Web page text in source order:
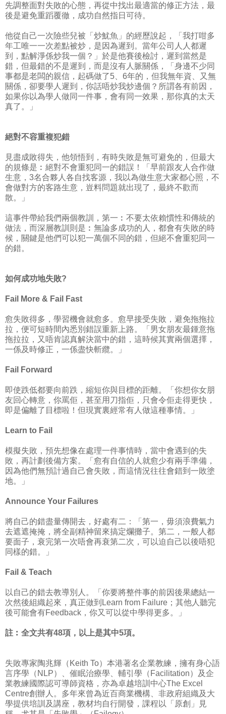
先調整面對失敗的心態，再從中找出最適當的修正方法，最
後是避免重蹈覆徹，成功自然指日可待。
他從自己一次險些兒被「炒魷魚」的經歷說起，「我打咁多
年工唯一一次差點被炒，是因為遲到。當年公司人人都遲
到，點解淨係炒我一個？」於是他賽後檢討，遲到當然是
錯，但最錯的不是遲到，而是沒有人脈關係，「身邊不少同
事都是老闆的親信，起碼做了5、6年的，但我無年資、又無
關係，卻要學人遲到，你話唔炒我炒邊個？所謂各有前因，
如果你以為學人做同一件事，會有同一效果，那你真的太天
真了。」
絕對不容重複犯錯
見盡成敗得失，他領悟到，有時失敗是無可避免的，但最大
的規條是︰絕對不會重犯同一的錯誤！「早前跟友人合作做
生意，3名合夥人各自找客源，我以為做生意大家都心照，不
會做對方的客路生意，豈料問題就出現了，最終不歡而
散。」
這事件帶給我們兩個教訓，第一︰不要太依賴慣性和傳統的
做法，而深層教訓則是︰無論多成功的人，都會有失敗的時
候，關鍵是他們可以犯一萬個不同的錯，但絕不會重犯同一
的錯。
如何成功地失敗?
Fail More & Fail Fast
愈失敗得多，學習機會就愈多。愈早接受失敗，避免拖拖拉
拉，便可短時間內悉別錯誤重新上路。「男女朋友最鍾意拖
拖拉拉，又唔肯認真解決當中的錯，這時候其實兩個選擇，
一係及時修正，一係盡快斬纜。」
Fail Forward
即使跌低都要向前跌，縮短你與目標的距離。「你想你女朋
友回心轉意，你罵佢，甚至用刀指佢，只會令佢走得更快，
即是偏離了目標啦！但現實裏經常有人做這種事情。」
Learn to Fail
模擬失敗，預先想像在處理一件事情時，當中會遇到的失
敗，再計劃後備方案。「愈有自信的人就愈少有兩手準備，
因為他們無預計過自己會失敗，而這情況往往會錯到一敗塗
地。」
Announce Your Failures
將自己的錯盡量傳開去，好處有二：「第一，毋須浪費氣力
去遮遮掩掩，將全副精神留來搞定爛攤子。第二，一般人都
要面子，衰完第一次唔會再衰第二次，可以迫自己以後唔犯
同樣的錯。」
Fail & Teach
以自己的錯去教導別人。「你要將整件事的前因後果總結一
次然後組織起來，真正做到Learn from Failure；其他人聽完
後可能會有Feedback，你又可以從中學得更多。」
註︰全文共有48項，以上是其中5項。
失敗專家陶兆輝（Keith To）本港著名企業教練，擁有身心語
言序學（NLP）、催眠治療學、輔引學（Facilitation）及企
業教練國際認可導師資格，亦為卓越培訓中心The Excel
Centre創辦人。多年來曾為近百商業機構、非政府組織及大
學提供培訓及講座，教材均自行開發，課程以「原創」見